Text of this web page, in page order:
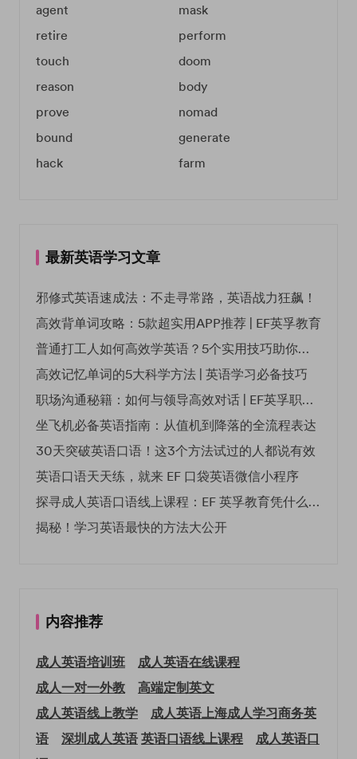
agent
mask
retire
perform
touch
doom
reason
body
prove
nomad
bound
generate
hack
farm
最新英语学习文章
邪修式英语速成法：不走寻常路，英语战力狂飙！
高效背单词攻略：5款超实用APP推荐 | EF英孚教育
普通打工人如何高效学英语？5个实用技巧助你突破职场瓶颈
高效记忆单词的5大科学方法 | 英语学习必备技巧
职场沟通秘籍：如何与领导高效对话 | EF英孚职场指南
坐飞机必备英语指南：从值机到降落的全流程表达
30天突破英语口语！这3个方法试过的人都说有效
英语口语天天练，就来 EF 口袋英语微信小程序
探寻成人英语口语线上课程：EF 英孚教育凭什么领航
揭秘！学习英语最快的方法大公开
内容推荐
成人英语培训班
成人英语在线课程
成人一对一外教
高端定制英文
成人英语线上教学
成人英语上海成人学习商务英
语
深圳成人英语英语口语线上课程
成人英语口